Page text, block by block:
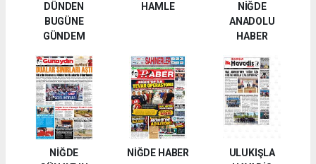
DÜNDEN
BUGÜNE
GÜNDEM
HAMLE
NİĞDE
ANADOLU
HABER
NİĞDE
NİĞDE HABER
ULUKIŞLA